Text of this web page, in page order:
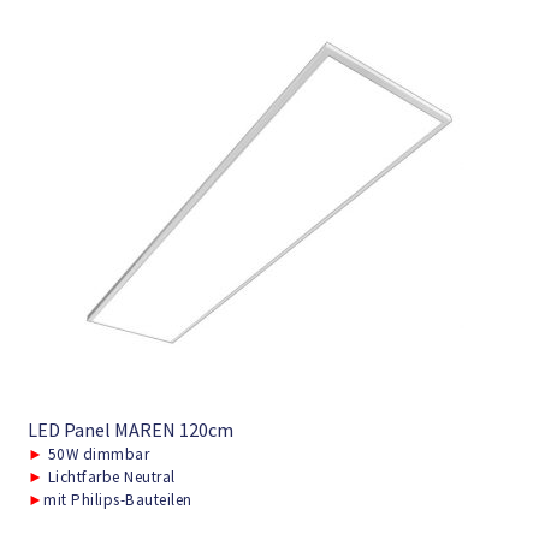
LED Panel MAREN 120cm
► 50W dimmbar
► Lichtfarbe Neutral
►mit Philips-Bauteilen